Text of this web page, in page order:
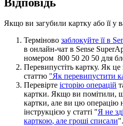
Якщо ви загубили картку або її у в
Терміново заблокуйте її в
в онлайн-чат в Sense
номером 800 50 20 50 для бл
Перевипустіть картку. Як це
статтю "Як перевипустити к
Перевірте історію операцій т
картки. Якщо ви помітили,
картки, але ви цю операцію
інструкцією у статті "Я не зд
карткою, але гроші списали".